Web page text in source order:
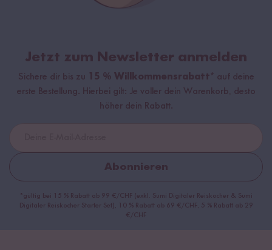
Jetzt zum Newsletter anmelden
Sichere dir bis zu 15 % Willkommensrabatt* auf deine
erste Bestellung. Hierbei gilt: Je voller dein Warenkorb, desto
höher dein Rabatt.
Abonnieren
*gültig bei 15 % Rabatt ab 99 €/CHF (exkl. Sumi Digitaler Reiskocher & Sumi
Digitaler Reiskocher Starter Set), 10 % Rabatt ab 69 €/CHF, 5 % Rabatt ab 29
€/CHF